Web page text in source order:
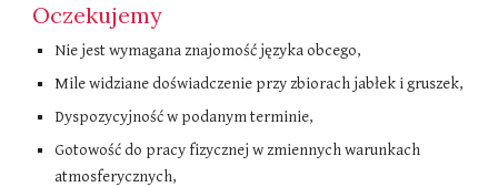
Oczekujemy
Nie jest wymagana znajomość języka obcego,
Mile widziane doświadczenie przy zbiorach jabłek i gruszek,
Dyspozycyjność w podanym terminie,
Gotowość do pracy fizycznej w zmiennych warunkach
atmosferycznych,